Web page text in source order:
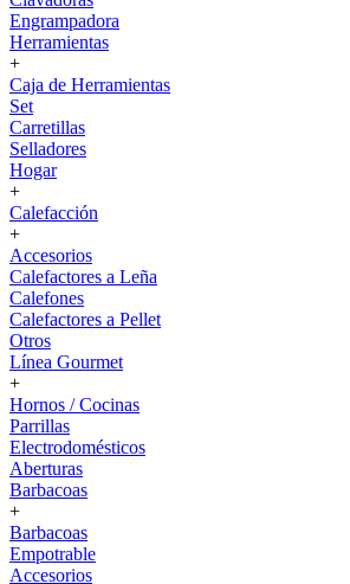
Engrampadora
Herramientas
+
Caja de Herramientas
Set
Carretillas
Selladores
Hogar
+
Calefacción
+
Accesorios
Calefactores a Leña
Calefones
Calefactores a Pellet
Otros
Línea Gourmet
+
Hornos / Cocinas
Parrillas
Electrodomésticos
Aberturas
Barbacoas
+
Barbacoas
Empotrable
Accesorios